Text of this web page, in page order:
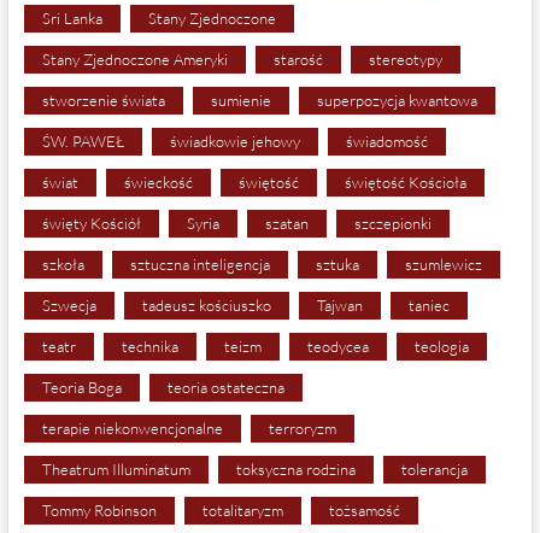
Sri Lanka Stany Zjednoczone
Stany Zjednoczone Ameryki starość stereotypy
stworzenie świata sumienie superpozycja kwantowa
ŚW. PAWEŁ świadkowie jehowy świadomość
świat świeckość świętość świętość Kościoła
święty Kościół Syria szatan szczepionki
szkoła sztuczna inteligencja sztuka szumlewicz
Szwecja tadeusz kościuszko Tajwan taniec
teatr technika teizm teodycea teologia
Teoria Boga teoria ostateczna
terapie niekonwencjonalne terroryzm
Theatrum Illuminatum toksyczna rodzina tolerancja
Tommy Robinson totalitaryzm tożsamość